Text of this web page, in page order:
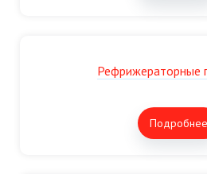
Рефрижераторные
Подробнее